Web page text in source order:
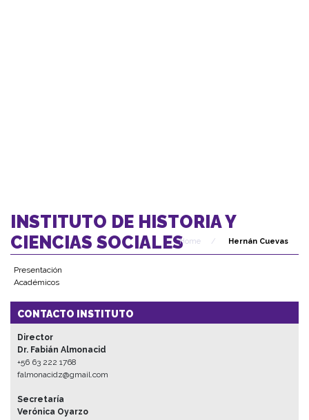
INSTITUTO DE HISTORIA Y
CIENCIAS SOCIALESHome / Hernán Cuevas
Presentación
Académicos
CONTACTO INSTITUTO
Director
Dr. Fabián Almonacid
+56 63 222 1768
falmonacidz@gmail.com
Secretaría
Verónica Oyarzo